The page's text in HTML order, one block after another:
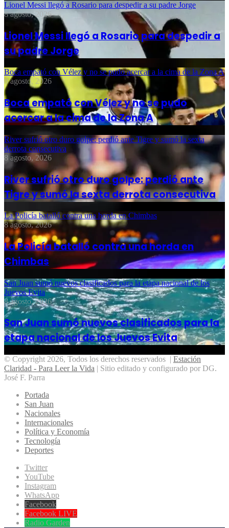
Lionel Messi llegó a Rosario para despedir a su padre Jorge
8 agosto, 2026
Lionel Messi llegó a Rosario para despedir a
su padre Jorge
Boca empató con Vélez y no se pudo acercar a la cima de la Zona A
8 agosto, 2026
Boca empató con Vélez y no se pudo
acercar a la cima de la Zona A
River sufrió otro duro golpe: perdió ante Tigre y sumó la sexta
derrota consecutiva
8 agosto, 2026
River sufrió otro duro golpe: perdió ante
Tigre y sumó la sexta derrota consecutiva
La Policía batalló contra una horda en Chimbas
8 agosto, 2026
La Policía batalló contra una horda en
Chimbas
San Juan sumó nuevos clasificados para la etapa nacional de los
Juevos Evita
8 agosto, 2026
San Juan sumó nuevos clasificados para la
etapa nacional de los Juevos Evita
© Copyright 2026, Todos los derechos reservados | Estación
Claridad - Para Leer la Vida | Sitio editado y configurado por DG.
José F. Parra
Portada
San Juan
Nacionales
Internacionales
Política y Economía
Tecnología
Deportes
Twitter
YouTube
Instagram
WhatsApp
Facebook
Facebook LIVE
Radio Garden